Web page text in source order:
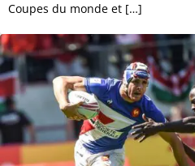
Coupes du monde et […]